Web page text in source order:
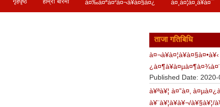
à¤‰à¤ªà¤²à¤¬à¥à¤§à¤¿ à¤¸à¤¦à¤¸à¥à¤¯
ताजा गतिबिधि
Published Date:
à¥ªà¥¦ à¤”à¤‚
à¥¨à¥¦à¥­à¥¬/